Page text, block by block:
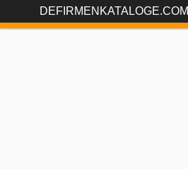
DEFIRMENKATALOGE.COM